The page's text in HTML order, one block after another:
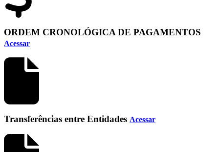
ORDEM CRONOLÓGICA DE PAGAMENTOS
Acessar
Transferências entre Entidades Acessar